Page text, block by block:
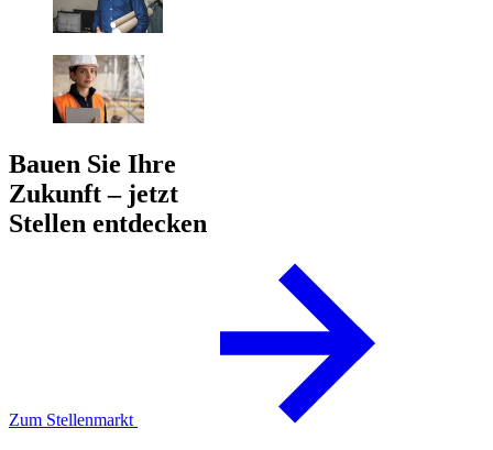
Bauen Sie Ihre
Zukunft – jetzt
Stellen entdecken
Zum Stellenmarkt